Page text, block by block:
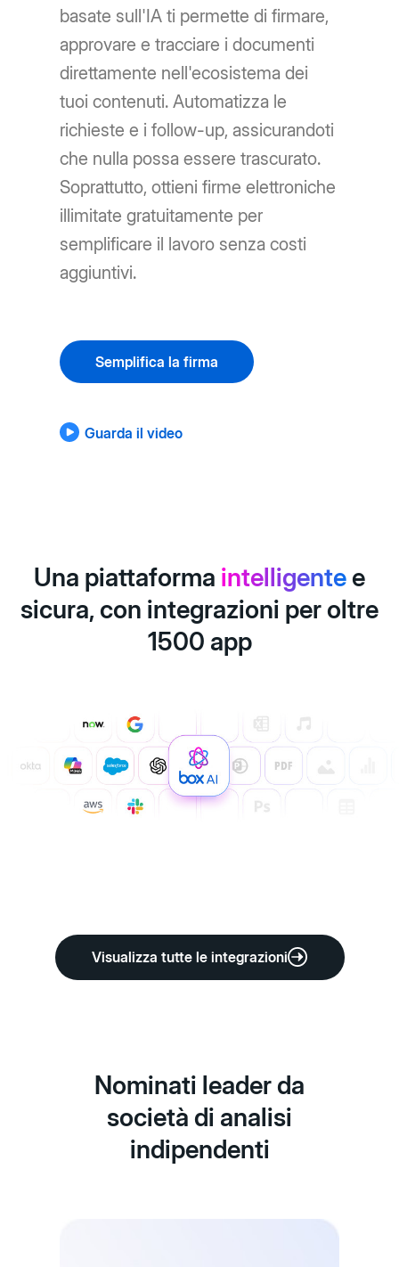
basate sull'IA ti permette di firmare,
approvare e tracciare i documenti
direttamente nell'ecosistema dei
tuoi contenuti. Automatizza le
richieste e i follow-up, assicurandoti
che nulla possa essere trascurato.
Soprattutto, ottieni firme elettroniche
illimitate gratuitamente per
semplificare il lavoro senza costi
aggiuntivi.
Semplifica la firma
Guarda il video
Una piattaforma intelligentee
sicura, con integrazioni per oltre
1500 app
Visualizza tutte le integrazioni
Nominati leader da
società di analisi
indipendenti